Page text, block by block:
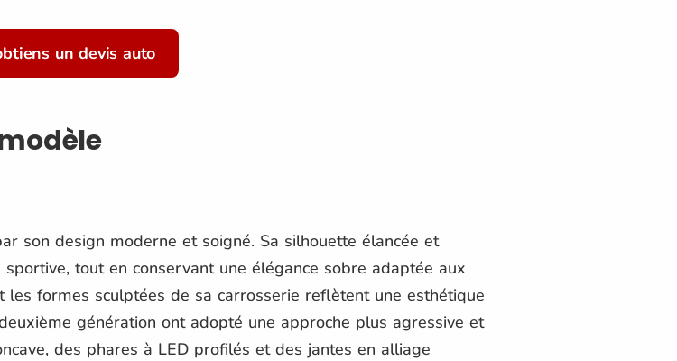
un devis auto
son design moderne et soigné. Sa silhouette élancée et
tout en conservant une élégance sobre adaptée aux
formes sculptées de sa carrosserie reflètent une esthétique
génération ont adopté une approche plus agressive et
des phares à LED profilés et des jantes en alliage